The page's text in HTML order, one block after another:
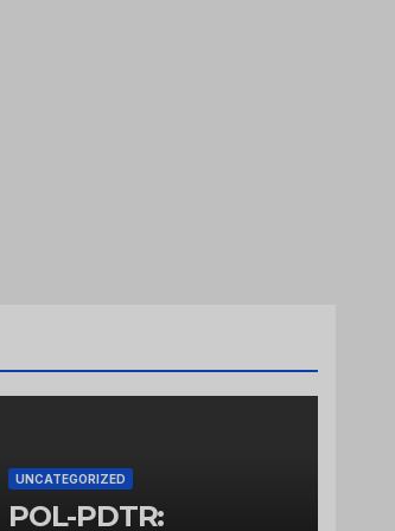
UNCATEGORIZED
POL-PDTR: